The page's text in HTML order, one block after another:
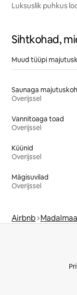
Luksuslik puhkus
Sihtkohad,
Muud tüüpi
Saunaga
Overijssel
Vannitoaga toad
Overijssel
Küünid
Overijssel
Mägisuvilad
Overijssel
Airbnb